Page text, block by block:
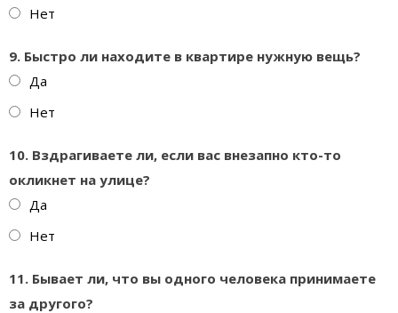
Нет
9. Быстро ли находите в квартире нужную вещь?
Да
Нет
10. Вздрагиваете ли, если вас внезапно кто-то
окликнет на улице?
Да
Нет
11. Бывает ли, что вы одного человека принимаете
за другого?